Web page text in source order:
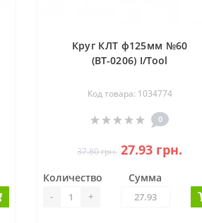
Круг КЛТ ф125мм №60
(ВТ-0206) I/Tool
Код товара: 1034774
0
37.80 грн. 27.93 грн.
Количество
- +
Сумма